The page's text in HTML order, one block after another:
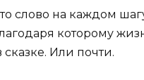
слово на каждом
которому
Или почти.